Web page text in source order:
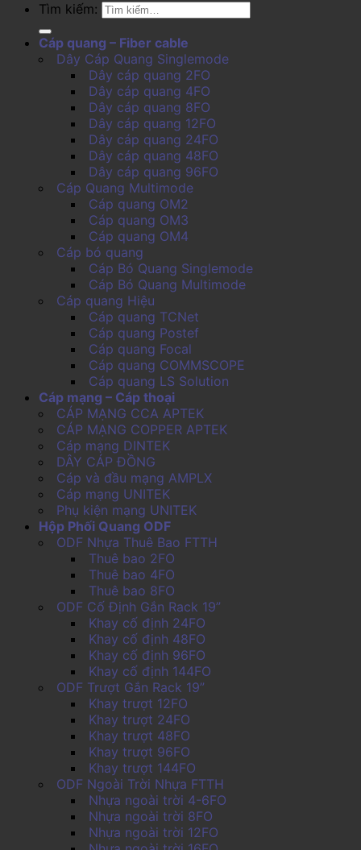
Tìm kiếm:
Cáp quang – Fiber cable
Dây Cáp Quang Singlemode
Dây cáp quang 2FO
Dây cáp quang 4FO
Dây cáp quang 8FO
Dây cáp quang 12FO
Dây cáp quang 24FO
Dây cáp quang 48FO
Dây cáp quang 96FO
Cáp Quang Multimode
Cáp quang OM2
Cáp quang OM3
Cáp quang OM4
Cáp bó quang
Cáp Bó Quang Singlemode
Cáp Bó Quang Multimode
Cáp quang Hiệu
Cáp quang TCNet
Cáp quang Postef
Cáp quang Focal
Cáp quang COMMSCOPE
Cáp quang LS Solution
Cáp mạng – Cáp thoại
CÁP MẠNG CCA APTEK
CÁP MẠNG COPPER APTEK
Cáp mạng DINTEK
DÂY CÁP ĐỒNG
Cáp và đầu mạng AMPLX
Cáp mạng UNITEK
Phụ kiện mạng UNITEK
Hộp Phối Quang ODF
ODF Nhựa Thuê Bao FTTH
Thuê bao 2FO
Thuê bao 4FO
Thuê bao 8FO
ODF Cố Định Gắn Rack 19”
Khay cố định 24FO
Khay cố định 48FO
Khay cố định 96FO
Khay cố định 144FO
ODF Trượt Gắn Rack 19”
Khay trượt 12FO
Khay trượt 24FO
Khay trượt 48FO
Khay trượt 96FO
Khay trượt 144FO
ODF Ngoài Trời Nhựa FTTH
Nhựa ngoài trời 4-6FO
Nhựa ngoài trời 8FO
Nhựa ngoài trời 12FO